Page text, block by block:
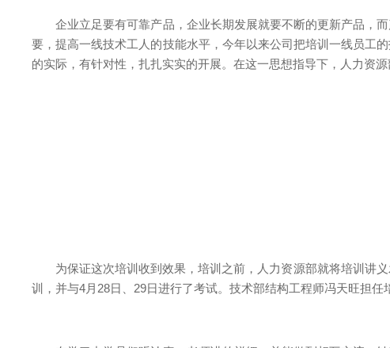
企业立足要有可靠产品，企业长期发展就要不断的更新产品，而
要，提高一线技术工人的技能水平，今年以来公司把培训一线员工
的实际，有针对性，扎扎实实的开展。在这一思想指导下，人力资
为保证这次培训收到效果，培训之前，人力资源部就将培训讲义
训，并与4月28日、29日进行了考试。技术部结构工程师冯天旺担